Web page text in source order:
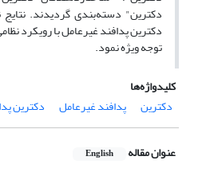
دکترین" دسته‌بندی گردیدند.
دکترین پدافند غیرعامل با رویکرد
توجه ویژه نمود.
کلیدواژه‌ها
دکترین
پدافند غیرعامل دکترین
عنوان مقاله English